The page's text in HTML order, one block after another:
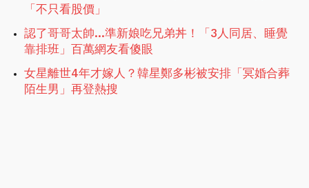
「不只看股價」
認了哥哥太帥…準新娘吃兄弟丼！「3人同居、睡覺
靠排班」百萬網友看傻眼
女星離世4年才嫁人？韓星鄭多彬被安排「冥婚合葬
陌生男」再登熱搜